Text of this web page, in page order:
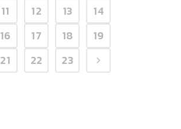
11 12 13
14
16 17 18
19
21 22 23